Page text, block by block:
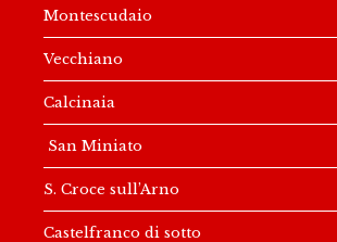
Montescudaio
Vecchiano
Calcinaia
San Miniato
S. Croce sull’Arno
Castelfranco di sotto